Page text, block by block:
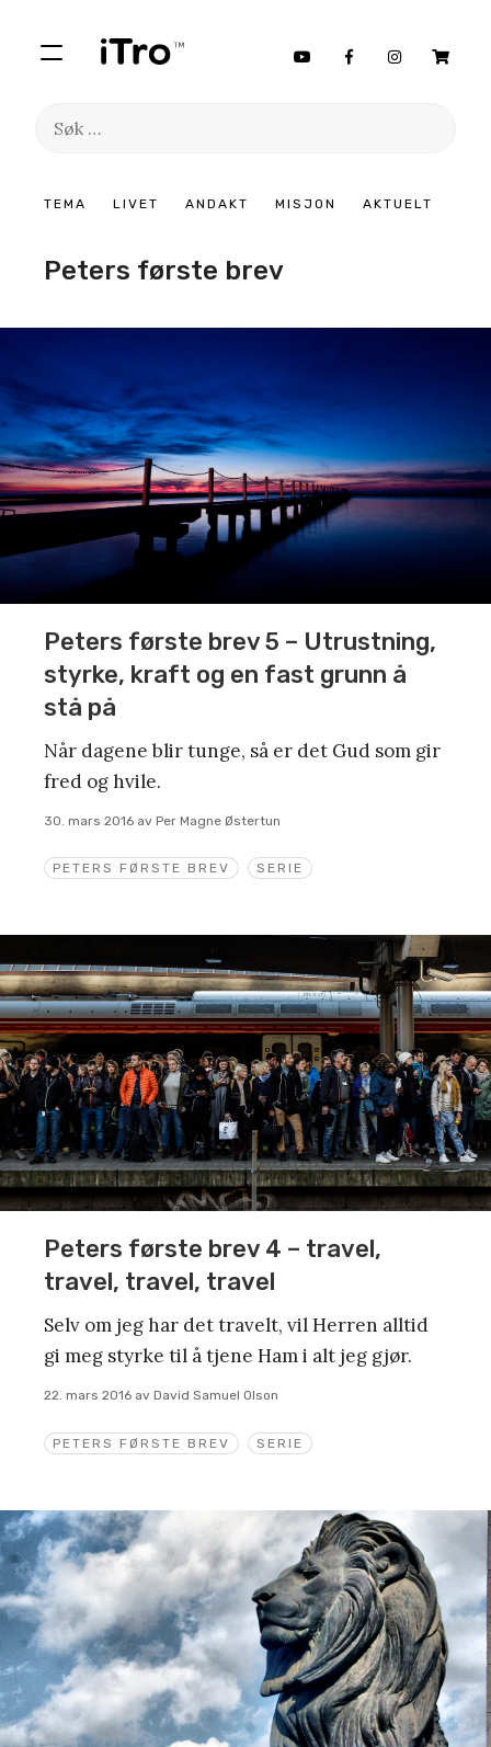
TEMA LIVET ANDAKT MISJON AKTUELT
Søk
Peters første brev
PETERS FØRSTE BREV SERIE
Peters første brev 5 – Utrustning,
styrke, kraft og en fast grunn å
stå på
Når dagene blir tunge, så er det Gud som gir
fred og hvile.
30. mars 2016 av Per Magne Østertun
PETERS FØRSTE BREV SERIE
Peters første brev 4 – travel,
travel, travel, travel
Selv om jeg har det travelt, vil Herren alltid
gi meg styrke til å tjene Ham i alt jeg gjør.
22. mars 2016 av David Samuel Olson